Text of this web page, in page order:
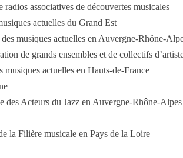
radios associatives de découvertes musicales
actuelles du Grand Est
musiques actuelles en Auvergne-Rhône-
de grands ensembles et de collectifs
musiques actuelles en Hauts-de-France
des Acteurs du Jazz en Auvergne-Rhône-Alpes
la Filière musicale en Pays de la Loire